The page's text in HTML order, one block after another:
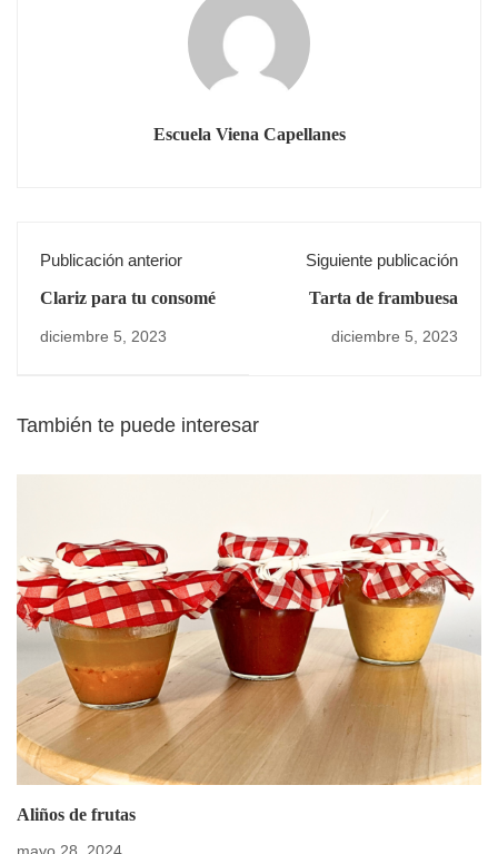
Escuela Viena Capellanes
Publicación anterior
Clariz para tu consomé
diciembre 5, 2023
Siguiente publicación
Tarta de frambuesa
diciembre 5, 2023
También te puede interesar
Aliños de frutas
mayo 28, 2024